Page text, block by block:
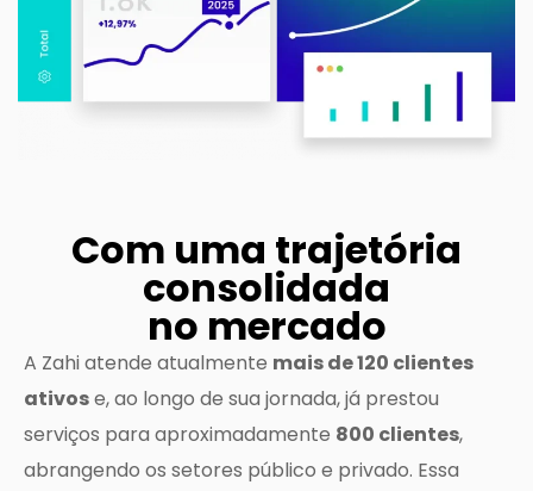
Com uma trajetória
consolidada
no mercado
A Zahi atende atualmente mais de 120 clientes
ativose, ao longo de sua jornada, já prestou
serviços para aproximadamente 800 clientes,
abrangendo os setores público e privado. Essa